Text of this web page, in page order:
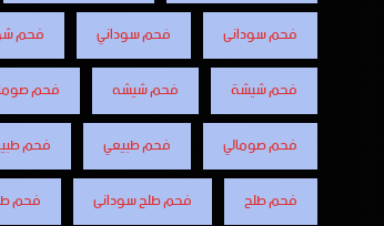
فحم سودانى
فحم سوداني
فحم
فحم شيشة
فحم شيشه
فحم
فحم صومالي
فحم طبيعي
فحم
فحم طلح
فحم طلح سودانى
فحم